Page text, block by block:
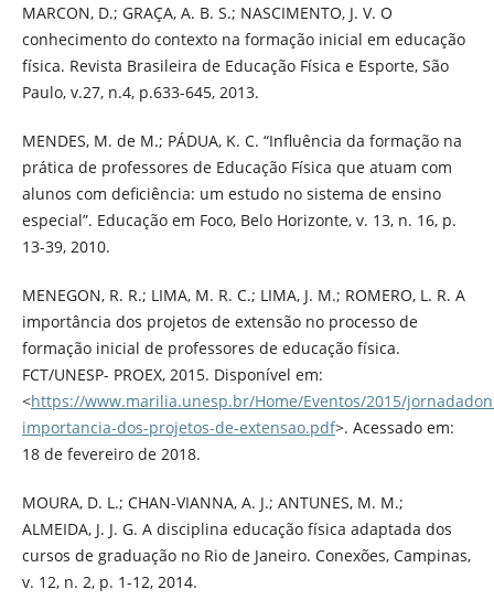
MARCON, D.; GRAÇA, A. B. S.; NASCIMENTO, J. V. O
conhecimento do contexto na formação inicial em educação
física. Revista Brasileira de Educação Física e Esporte, São
Paulo, v.27, n.4, p.633-645, 2013.
MENDES, M. de M.; PÁDUA, K. C. “Influência da formação na
prática de professores de Educação Física que atuam com
alunos com deficiência: um estudo no sistema de ensino
especial”. Educação em Foco, Belo Horizonte, v. 13, n. 16, p.
13-39, 2010.
MENEGON, R. R.; LIMA, M. R. C.; LIMA, J. M.; ROMERO, L. R. A
importância dos projetos de extensão no processo de
formação inicial de professores de educação física.
FCT/UNESP- PROEX, 2015. Disponível em:
<https://www.marilia.unesp.br/Home/Eventos/2015/
importancia-dos-projetos-de-extensao.pdf>. Acessado em:
18 de fevereiro de 2018.
MOURA, D. L.; CHAN-VIANNA, A. J.; ANTUNES, M. M.;
ALMEIDA, J. J. G. A disciplina educação física adaptada dos
cursos de graduação no Rio de Janeiro. Conexões, Campinas,
v. 12, n. 2, p. 1-12, 2014.